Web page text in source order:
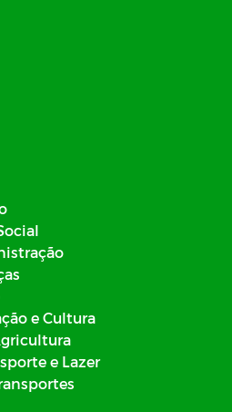
e Cultura
e Lazer